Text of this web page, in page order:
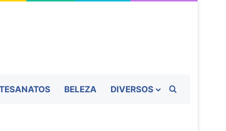
BELEZA DIVERSOS